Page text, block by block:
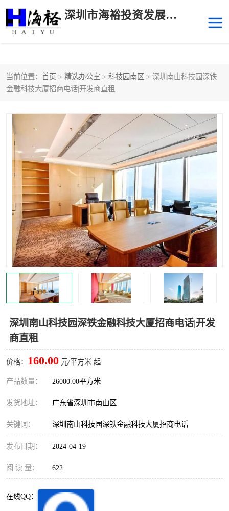
深圳市海裕投资发展有限公司
当前位置： 首页 > 精选办公室 > 科技园南区 > 深圳南山科技园深铁
金融科技大厦招商电话|开发商直租
深圳南山科技园深铁金融科技大厦招商电话|开发
商直租
价格： 160.00 元/平方米 起
产品数量： 26000.00平方米
发货地址： 广东省深圳市南山区
关键词： 深圳南山科技园深铁金融科技大厦招商电话
发布日期： 2024-04-19
阅 读 量： 622
在线QQ：
后海
科技园中区 南山华侨城
前海 深圳湾科技生态园
福田中心区写字楼租赁 宝安中心区
深圳宝安 福田车公庙
罗湖水贝 南山南油
龙华
宝安区 西乡
兴东 石岩
南山后海
车公庙
南头 高新园
深圳超级总部基地